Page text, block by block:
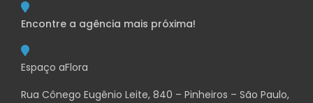
Encontre a agência mais próxima!
Espaço aFlora
Rua Cônego Eugênio Leite, 840 – Pinheiros – São Paulo,